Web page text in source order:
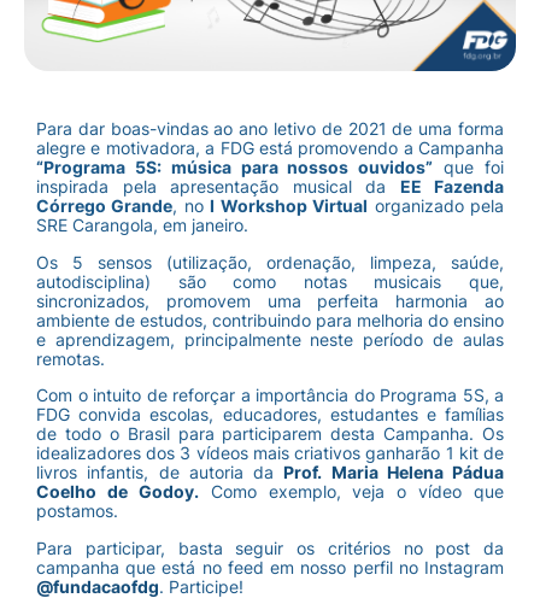
Para dar boas-vindas ao ano letivo de 2021 de uma forma
alegre e motivadora, a FDG está promovendo a Campanha
“Programa 5S: música para nossos ouvidos” que foi
inspirada pela apresentação musical da EE Fazenda
Córrego Grande, noI Workshop Virtual organizado pela
SRE Carangola, em janeiro.
Os 5 sensos (utilização, ordenação, limpeza, saúde,
autodisciplina) são como notas musicais que,
sincronizados, promovem uma perfeita harmonia ao
ambiente de estudos, contribuindo para melhoria do ensino
e aprendizagem, principalmente neste período de aulas
remotas.
Com o intuito de reforçar a importância do Programa 5S, a
FDG convida escolas, educadores, estudantes e famílias
de todo o Brasil para participarem desta Campanha. Os
idealizadores dos 3 vídeos mais criativos ganharão 1 kit de
livros infantis, de autoria daProf. Maria Helena Pádua
Coelho de Godoy.Como exemplo, veja o vídeo que
postamos.
Para participar, basta seguir os critérios no post da
campanha que está no feed em nosso perfil no Instagram
@fundacaofdg. Participe!